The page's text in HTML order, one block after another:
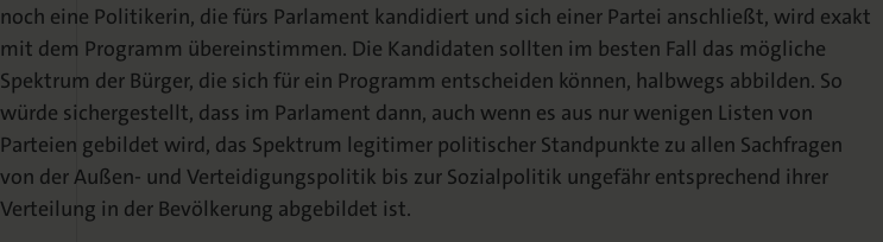
noch eine Politikerin, die fürs Parlament kandidiert und sich einer Partei anschließt, wird exakt
mit dem Programm übereinstimmen. Die Kandidaten sollten im besten Fall das mögliche
Spektrum der Bürger, die sich für ein Programm entscheiden können, halbwegs abbilden. So
würde sichergestellt, dass im Parlament dann, auch wenn es aus nur wenigen Listen von
Parteien gebildet wird, das Spektrum legitimer politischer Standpunkte zu allen Sachfragen
von der Außen- und Verteidigungspolitik bis zur Sozialpolitik ungefähr entsprechend ihrer
Verteilung in der Bevölkerung abgebildet ist.